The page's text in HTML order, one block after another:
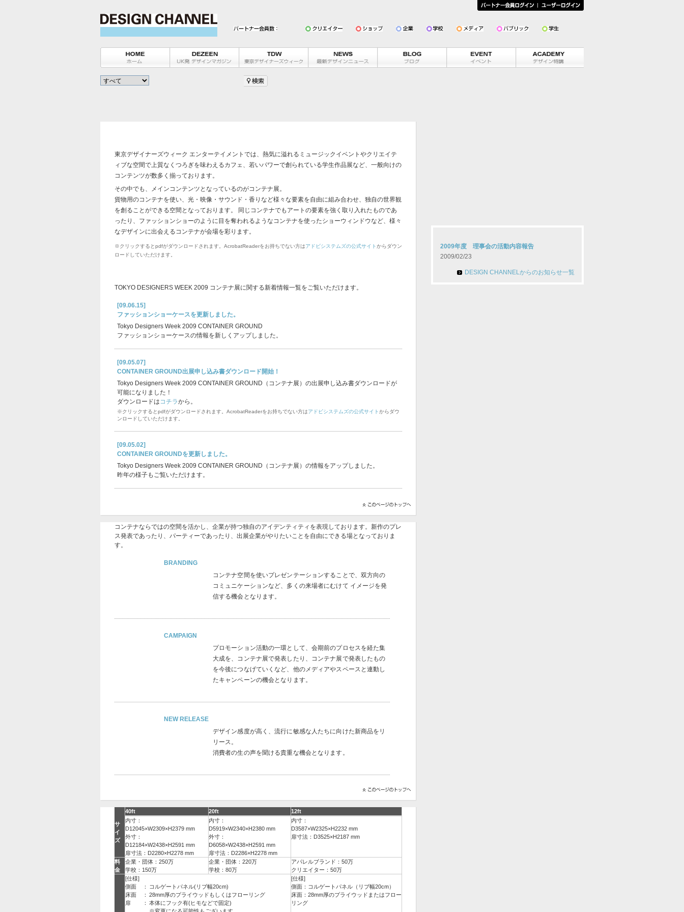
東京デザイナーズウィーク エンターテイメントでは、熱気に溢れるミュージックイベントやクリエイテ
ィブな空間で上質なくつろぎを味わえるカフェ、若いパワーで創られている学生作品展など、一般向けの
コンテンツが数多く揃っております。
その中でも、メインコンテンツとなっているのがコンテナ展。
貨物用のコンテナを使い、光・映像・サウンド・香りなど様々な要素を自由に組み合わせ、独自の世界観
を創ることができる空間となっております。 同じコンテナでもアートの要素を強く取り入れたものであ
ったり、ファッションショーのように目を奪われるようなコンテナを使ったショーウィンドウなど、様々
なデザインに出会えるコンテナが会場を彩ります。
※クリックするとpdfがダウンロードされます。AcrobatReaderをお持ちでない方はアドビシステムズの公式サイトからダウン
ロードしていただけます。
TOKYO DESIGNERS WEEK 2009 コンテナ展に関する新着情報一覧をご覧いただけます。
[09.06.15]
ファッションショーケースを更新しました。
Tokyo Designers Week 2009 CONTAINER GROUND
ファッションショーケースの情報を新しくアップしました。
[09.05.07]
CONTAINER GROUND出展申し込み書ダウンロード開始！
Tokyo Designers Week 2009 CONTAINER GROUND（コンテナ展）の出展申し込み書ダウンロードが
可能になりました！
ダウンロードは コチラから。
※クリックするとpdfがダウンロードされます。AcrobatReaderをお持ちでない方はアドビシステムズの公式サイトからダウ
ンロードしていただけます。
[09.05.02]
CONTAINER GROUNDを更新しました。
Tokyo Designers Week 2009 CONTAINER GROUND（コンテナ展）の情報をアップしました。
昨年の様子もご覧いただけます。
コンテナならではの空間を活かし、企業が持つ独自のアイデンティティを表現しております。新作のプレ
ス発表であったり、パーティーであったり、出展企業がやりたいことを自由にできる場となっておりま
す。
BRANDING
コンテナ空間を使いプレゼンテーションすることで、双方向の
コミュニケーションなど、多くの来場者にむけて イメージを発
信する機会となります。
CAMPAIGN
プロモーション活動の一環として、会期前のプロセスを経た集
大成を、コンテナ展で発表したり、コンテナ展で発表したもの
を今後につなげていくなど、他のメディアやスペースと連動し
たキャンペーンの機会となります。
NEW RELEASE
デザイン感度が高く、流行に敏感な人たちに向けた新商品をリ
リース。
消費者の生の声を聞ける貴重な機会となります。
サ
イ
ズ
40ft 20ft
12ft
内寸：
D12045×W2309×H2379 mm
外寸：
D12184×W2438×H2591 mm
扉寸法：D2280×H2278 mm
内寸：
D5919×W2340×H2380 mm
外寸：
D6058×W2438×H2591 mm
扉寸法：D2286×H2278 mm
内寸：
D3587×W2325×H2232 mm
扉寸法：D3525×H2187 mm
料
金
企業・団体：250万
学校：150万
企業・団体：220万
学校：80万
アパレルブランド：50万
クリエイター：50万
[仕様]
側面
：
コルゲートパネル(リブ幅20cm)
床面
： 28mm厚のプライウッドもしくはフローリング
扉
： 本体にフック有(ヒモなどで固定)
[仕様]
側面：コルゲートパネル（リブ幅20cm）
床面：28mm厚のプライウッドまたはフロー
リング
2009年度 理事会の活動内容報告
2009/02/23
DESIGN CHANNELからのお知らせ一覧